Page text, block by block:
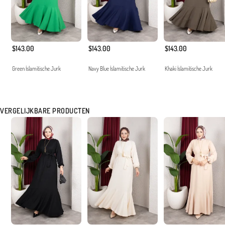
$143.00
Green İslamitische Jurk
$143.00
Navy Blue İslamitische Jurk
$143.00
Khaki İslamitische Jurk
VERGELIJKBARE PRODUCTEN